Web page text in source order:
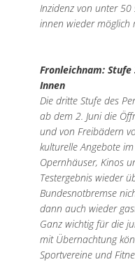
Inzidenz von unter
innen wieder möglich
Fronleichnam:
Innen
Die dritte Stufe des
ab dem 2. Juni die
und von Freibädern
kulturelle Angebote
Opernhäuser, Kinos
Testergebnis wieder
Bundesnotbremse
dann auch wieder
Ganz wichtig für die
mit Übernachtung
Sportvereine und